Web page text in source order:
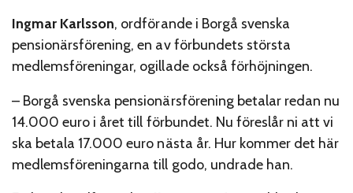
Ingmar Karlsson, ordförande i Borgå svenska
pensionärsförening, en av förbundets största
medlemsföreningar, ogillade också förhöjningen.
– Borgå svenska pensionärsförening betalar redan nu
14.000 euro i året till förbundet. Nu föreslår ni att vi
ska betala 17.000 euro nästa år. Hur kommer det här
medlemsföreningarna till godo, undrade han.